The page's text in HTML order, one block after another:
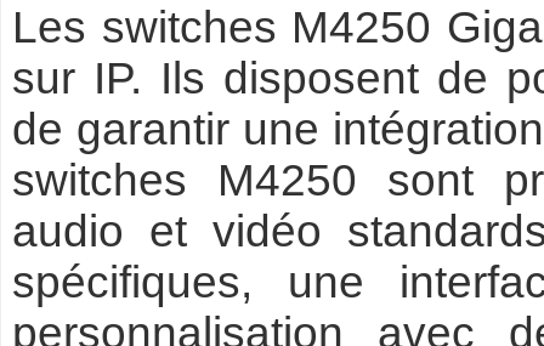
Les switches M4250
sur IP. Ils disposent de
de garantir une
switches M4250 sont
audio et vidéo
spécifiques, une
personnalisation avec